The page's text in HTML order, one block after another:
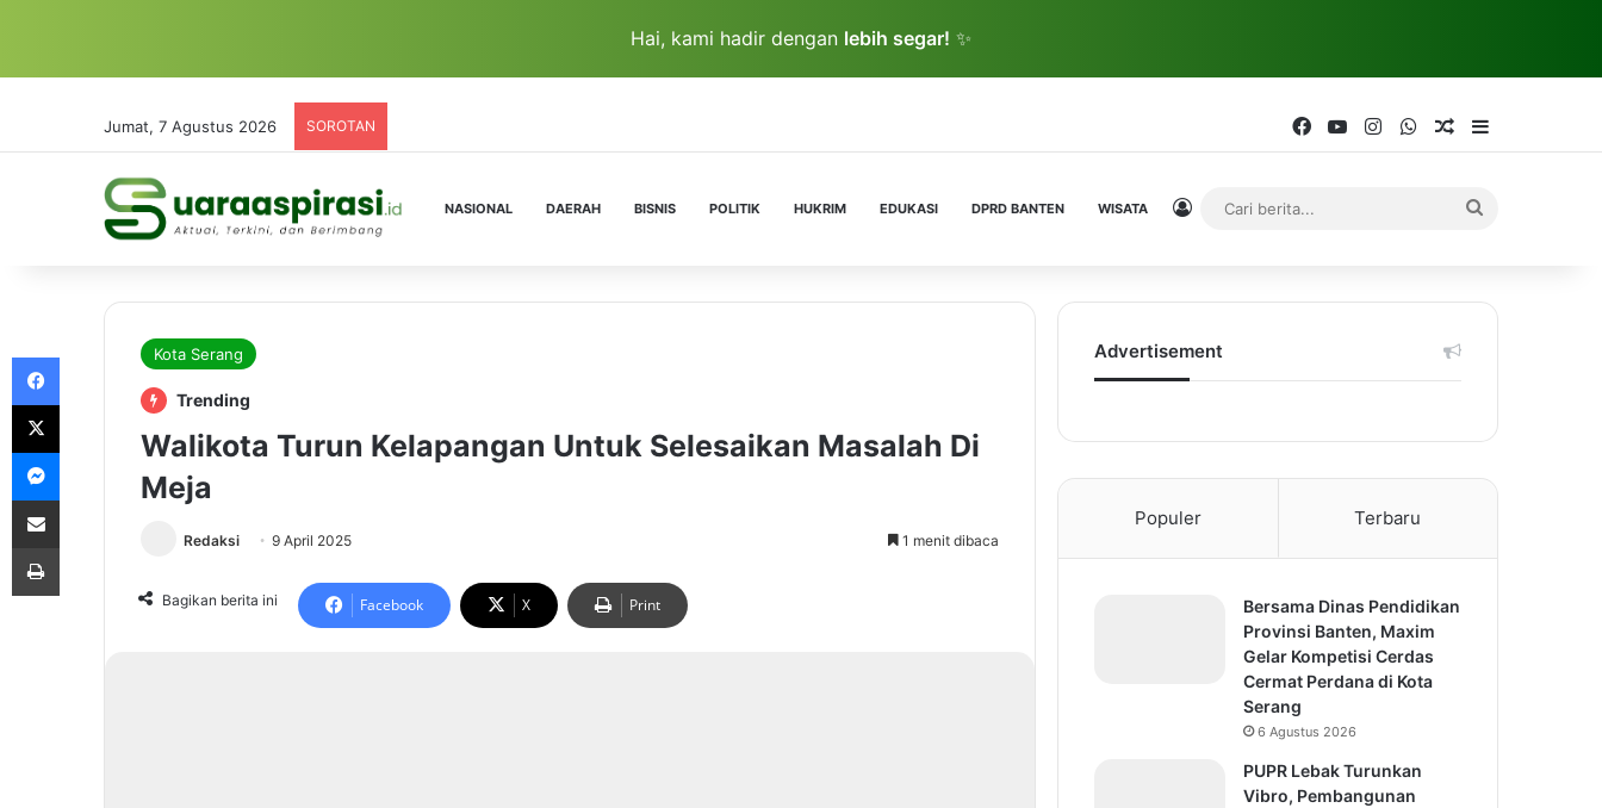
Hai, kami hadir dengan lebih segar! ✨
Jumat, 7 Agustus 2026 SOROTAN FacebookYouTubeInstagramWhatsAppRandom Article
NASIONAL DAERAH BISNIS POLITIK HUKRIM EDUKASI DPRD BANTEN WISATA Log In
Kota Serang
Trending
Walikota Turun Kelapangan Untuk Selesaikan Masalah Di
Meja
Redaksi 9 April 2025 1 menit dibaca
Bagikan berita ini Facebook X Print
Advertisement
Populer Terbaru
Bersama Dinas Pendidikan
Provinsi Banten, Maxim
Gelar Kompetisi Cerdas
Cermat Perdana di Kota
Serang
6 Agustus 2026
PUPR Lebak Turunkan
Vibro, Pembangunan